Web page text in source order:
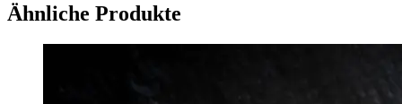
Ähnliche Produkte